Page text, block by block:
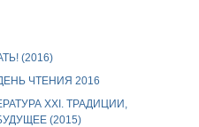
(2016)
ЧТЕНИЯ 2016
XXI. ТРАДИЦИИ,
(2015)